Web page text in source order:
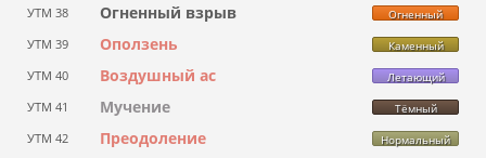
УТМ 38 Огненный взрыв Огненный
УТМ 39 Оползень Каменный
УТМ 40 Воздушный ас Летающий
УТМ 41 Мучение Тёмный
УТМ 42 Преодоление Нормальный